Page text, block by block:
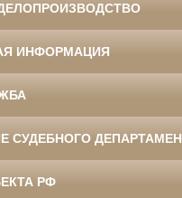
ИНФОРМАЦИЯ
СУДЕБНОГО
РФ